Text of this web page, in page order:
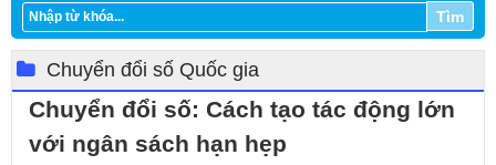
Tìm
Chuyển đổi số Quốc gia
Chuyển đổi số: Cách tạo tác động lớn
với ngân sách hạn hẹp